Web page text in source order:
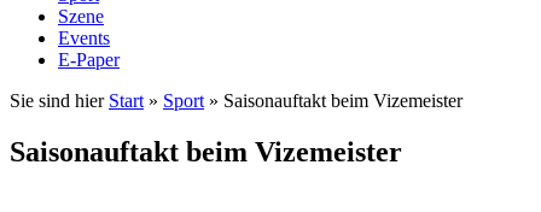
Szene
Events
E-Paper
Sie sind hier Start » Sport » Saisonauftakt beim Vizemeister
Saisonauftakt beim Vizemeister